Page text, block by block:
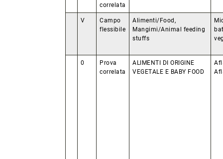
correlata
V
Campo
flessibile
Alimenti/Food,
Mangimi/Animal feeding
stuffs
0
Prova
correlata
ALIMENTI DI ORIGINE
VEGETALE E BABY FOOD